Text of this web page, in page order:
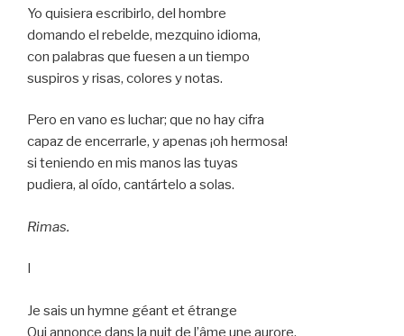
Yo quisiera escribirlo, del hombre
domando el rebelde, mezquino idioma,
con palabras que fuesen a un tiempo
suspiros y risas, colores y notas.
Pero en vano es luchar; que no hay cifra
capaz de encerrarle, y apenas ¡oh hermosa!
si teniendo en mis manos las tuyas
pudiera, al oído, cantártelo a solas.
Rimas.
Je sais un hymne géant et étrange
Qui annonce dans la nuit de l’âme une aurore,